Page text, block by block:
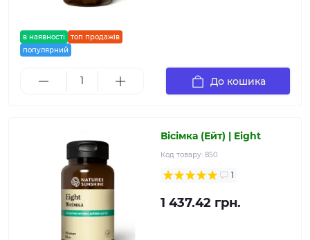
в наявності
топ продажів
популярний
До кошика
Вісімка (Ейт) | Eight
Код товару: 850
1
1 437.42 грн.